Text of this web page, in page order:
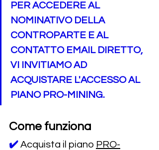
PER ACCEDERE AL
NOMINATIVO DELLA
CONTROPARTE E AL
CONTATTO EMAIL DIRETTO,
VI INVITIAMO AD
ACQUISTARE L'ACCESSO AL
PIANO PRO-MINING.
Come funziona
✔️ Acquista il piano PRO-